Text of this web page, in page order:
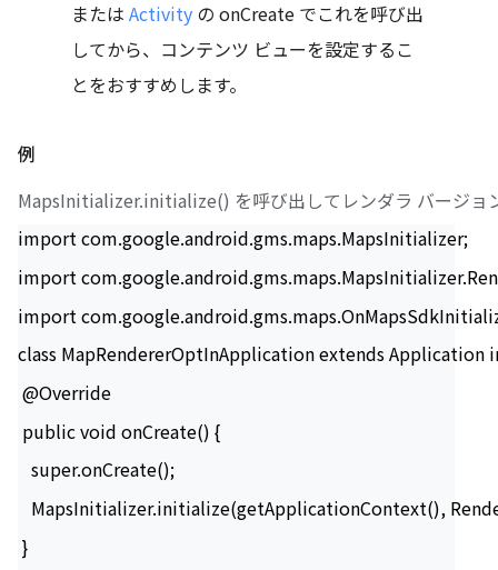
または Activity の onCreate でこれを呼び出
してから、コンテンツ ビューを設定するこ
とをおすすめします。
例
MapsInitializer.initialize() を呼び出してレンダラ バージョ
import com.google.android.gms.maps.MapsInitializer;
import
import
class MapRendererOptInApplication extends
@Override
public void onCreate() {
super.onCreate();
MapsInitializer.initialize(getApplicationContext(),
}